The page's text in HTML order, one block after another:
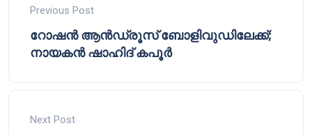
Previous Post
റോഷൻ ആൻഡ്രൂസ് ബോളിവുഡിലേക്ക്;
നായകൻ ഷാഹിദ് കപൂർ
Next Post